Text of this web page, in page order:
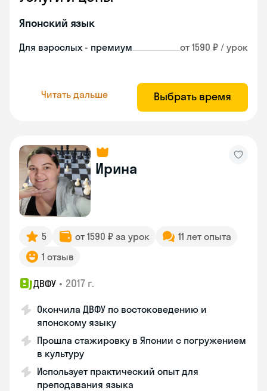
Японский язык
Для взрослых - премиум от 1590 ₽ / урок
Читать дальше Выбрать время
Ирина
5 от 1590 ₽ за урок
11 лет опыта
1 отзыв
ДВФУ • 2017 г.
Окончила ДВФУ по востоковедению и
японскому языку
Прошла стажировку в Японии с погружением
в культуру
Использует практический опыт для
преподавания языка